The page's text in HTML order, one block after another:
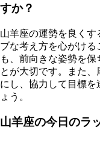
すか？
山羊座の運勢を良くす
ブな考え方を心がけ
も、前向きな姿勢を
とが大切です。また
にし、協力して目標
ょう。
山羊座の今日のラ